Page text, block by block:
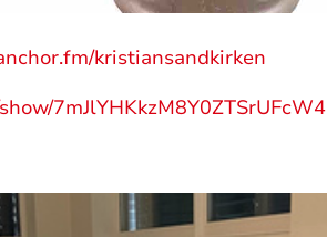
kristiansandkirken
7mJlYHKkzM8Y0ZTSrUFcW4